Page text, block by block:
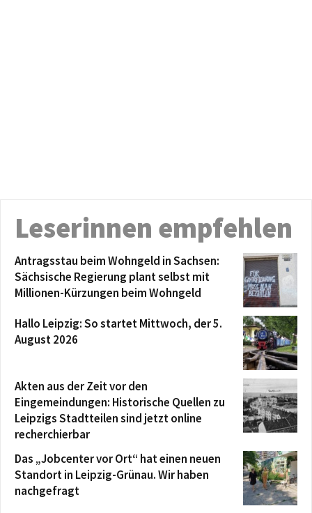
Leserinnen empfehlen
Antragsstau beim Wohngeld in Sachsen:
Sächsische Regierung plant selbst mit
Millionen-Kürzungen beim Wohngeld
Hallo Leipzig: So startet Mittwoch, der 5.
August 2026
Akten aus der Zeit vor den
Eingemeindungen: Historische Quellen zu
Leipzigs Stadtteilen sind jetzt online
recherchierbar
Das „Jobcenter vor Ort“ hat einen neuen
Standort in Leipzig-Grünau. Wir haben
nachgefragt